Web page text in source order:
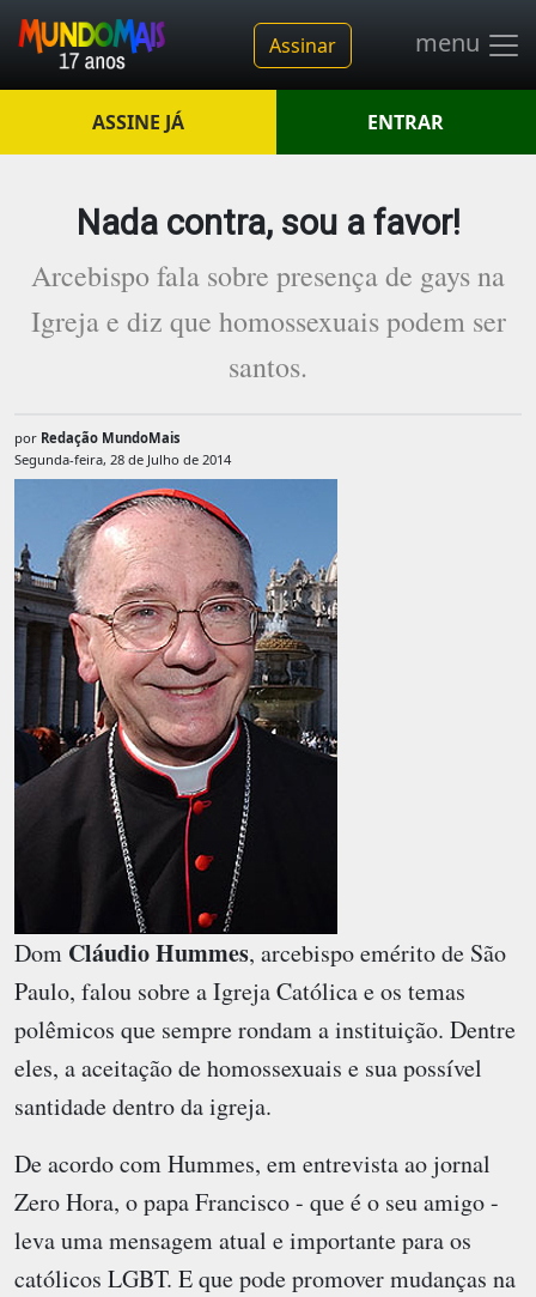
Assinar menu
ASSINE JÁ ENTRAR
Nada contra, sou a favor!
Arcebispo fala sobre presença de gays na
Igreja e diz que homossexuais podem ser
santos.
por Redação MundoMais
Segunda-feira, 28 de Julho de 2014
Dom Cláudio Hummes, arcebispo emérito de São
Paulo, falou sobre a Igreja Católica e os temas
polêmicos que sempre rondam a instituição. Dentre
eles, a aceitação de homossexuais e sua possível
santidade dentro da igreja.
De acordo com Hummes, em entrevista ao jornal
Zero Hora, o papa Francisco - que é o seu amigo -
leva uma mensagem atual e importante para os
católicos LGBT. E que pode promover mudanças na